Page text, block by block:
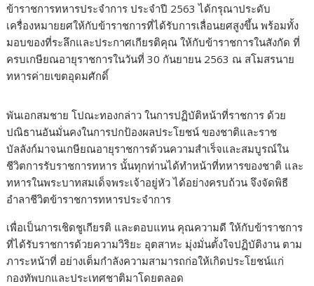
ข้าราชการทหารประจำการ ประจำปี 2563 ได้กรุณาประดับ
เครื่องหมายยศให้กับข้าราชการที่ได้รับการเลื่อนยศสูงขึ้น พร้อมทั้ง
มอบของที่ระลึกและประกาศเกียรติคุณ ให้กับข้าราชการในสังกัด ที่
ครบเกษียณอายุราชการในวันที่ 30 กันยายน 2563 ณ สโมสรนาย
ทหารค่ายเขตอุดมศักดิ์
พันเอกสมชาย โปณะทองกล่าว ในการปฏิบัติหน้าที่ราชการ ด้วย
ปณิธานอันมั่นคงในการปกป้องผลประโยชน์ ของชาติและราช
บัลลังก์มาจนเกษียณอายุราชการด้วนความสำเร็จและสมบูรณ์ใน
ชีวิตการรับราชการทหาร นั้นทุกท่านได้ทำหน้าที่ทหารของชาติ และ
ทหารในพระบาทสมเด็จพระเจ้าอยู่หัว ได้อย่างครบถ้วน จึงจัดพิธี
อำลาชีวิตข้าราชการทหารประจำการ
เพื่อเป็นการเชิดชูเกียรติ และตอบแทน คุณความดี ให้กับข้าราชการ
ที่ได้รับราชการด้วยความวิริยะ อุตสาหะ มุ่งมั่นตั้งใจปฏิบัติงาน ตาม
ภาระหน้าที่ อย่างเต็มกำลังความสามารถก่อให้เกิดประโยชน์แก่
กองทัพบกและประเทศชาติมาโดยตลอด